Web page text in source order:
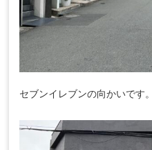
セブンイレブンの向かいです。